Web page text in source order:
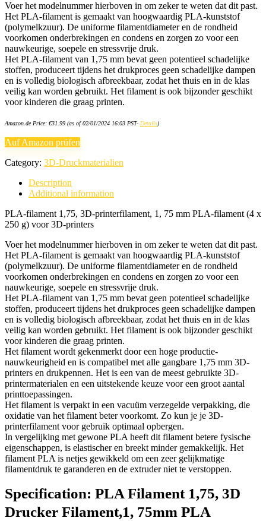
Voer het modelnummer hierboven in om zeker te weten dat dit past.
Het PLA-filament is gemaakt van hoogwaardig PLA-kunststof
(polymelkzuur). De uniforme filamentdiameter en de rondheid
voorkomen onderbrekingen en condens en zorgen zo voor een
nauwkeurige, soepele en stressvrije druk.
Het PLA-filament van 1,75 mm bevat geen potentieel schadelijke
stoffen, produceert tijdens het drukproces geen schadelijke dampen
en is volledig biologisch afbreekbaar, zodat het thuis en in de klas
veilig kan worden gebruikt. Het filament is ook bijzonder geschikt
voor kinderen die graag printen.
Amazon.de Price: €31.99 (as of 02/01/2024 16:03 PST- Details)
Auf Amazon prüfen
Category: 3D-Druckmaterialien
Description
Additional information
PLA-filament 1,75, 3D-printerfilament, 1, 75 mm PLA-filament (4 x
250 g) voor 3D-printers
Voer het modelnummer hierboven in om zeker te weten dat dit past.
Het PLA-filament is gemaakt van hoogwaardig PLA-kunststof
(polymelkzuur). De uniforme filamentdiameter en de rondheid
voorkomen onderbrekingen en condens en zorgen zo voor een
nauwkeurige, soepele en stressvrije druk.
Het PLA-filament van 1,75 mm bevat geen potentieel schadelijke
stoffen, produceert tijdens het drukproces geen schadelijke dampen
en is volledig biologisch afbreekbaar, zodat het thuis en in de klas
veilig kan worden gebruikt. Het filament is ook bijzonder geschikt
voor kinderen die graag printen.
Het filament wordt gekenmerkt door een hoge productie-
nauwkeurigheid en is compatibel met alle gangbare 1,75 mm 3D-
printers en drukpennen. Het is een van de meest gebruikte 3D-
printermaterialen en een uitstekende keuze voor een groot aantal
printtoepassingen.
Het filament is verpakt in een vacuüm verzegelde verpakking, die
oxidatie van het filament beter voorkomt. Zo kun je je 3D-
printerfilament voor gebruik optimaal opbergen.
In vergelijking met gewone PLA heeft dit filament betere fysische
eigenschappen, is elastischer en breekt minder gemakkelijk. Het
filament PLA is netjes gewikkeld om een zeer gelijkmatige
filamentdruk te garanderen en de extruder niet te verstoppen.
Specification: PLA Filament 1,75, 3D
Drucker Filament,1, 75mm PLA